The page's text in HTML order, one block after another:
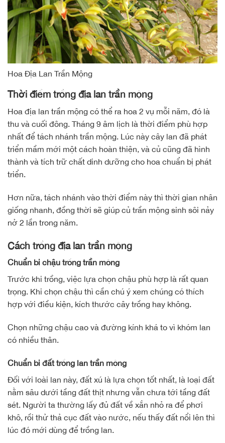
Hoa Địa Lan Trần Mộng
Thời điểm trồng địa lan trần mộng
Hoa địa lan trần mộng có thể ra hoa 2 vụ mỗi năm, đó là
thu và cuối đông. Tháng 9 âm lịch là thời điểm phù hợp
nhất để tách nhánh trần mộng. Lúc này cây lan đã phát
triển mầm mới một cách hoàn thiện, và củ cũng đã hình
thành và tích trữ chất dinh dưỡng cho hoa chuẩn bị phát
triển.
Hơn nữa, tách nhánh vào thời điểm này thì thời gian nhân
giống nhanh, đồng thời sẽ giúp củ trần mộng sinh sôi nảy
nở 2 lần trong năm.
Cách trồng địa lan trần mộng
Chuẩn bị chậu trồng trần mộng
Trước khi trồng, việc lựa chọn chậu phù hợp là rất quan
trọng. Khi chọn chậu thì cần chú ý xem chúng có thích
hợp với điều kiện, kích thước cây trồng hay không.
Chọn những chậu cao và đường kính khá to vì khóm lan
có nhiều thân.
Chuẩn bị đất trồng lan trần mộng
Đối với loài lan này, đất xú là lựa chọn tốt nhất, là loại đất
nằm sâu dưới tầng đất thịt nhưng vẫn chưa tới tầng đất
sét. Người ta thường lấy đủ đất về xắn nhỏ ra để phơi
khô, rồi thử thả cục đất vào nước, nếu thấy đất nổi lên thì
lúc đó mới dùng để trồng lan.